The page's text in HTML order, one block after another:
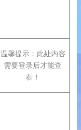
温馨提示：此处内容
需要登录后才能查
看！